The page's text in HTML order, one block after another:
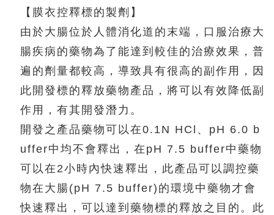
【膜衣控釋標的製劑】
由於大腸位於人體消化道的末端，口服治療大
腸疾病的藥物為了能達到較佳的治療效果，普
遍的劑量都較高，導致具有很高的副作用，因
此開發標的釋放藥物產品，將可以有效降低副
作用，有其開發潛力。
開發之產品藥物可以在0.1N HCl、pH 6.0 b
uffer中均不會釋出，在pH 7.5 buffer中藥物
可以在2小時內快速釋出，此產品可以調控藥
物在大腸(pH 7.5 buffer)的環境中藥物才會
快速釋出，可以達到藥物標的釋放之目的。此